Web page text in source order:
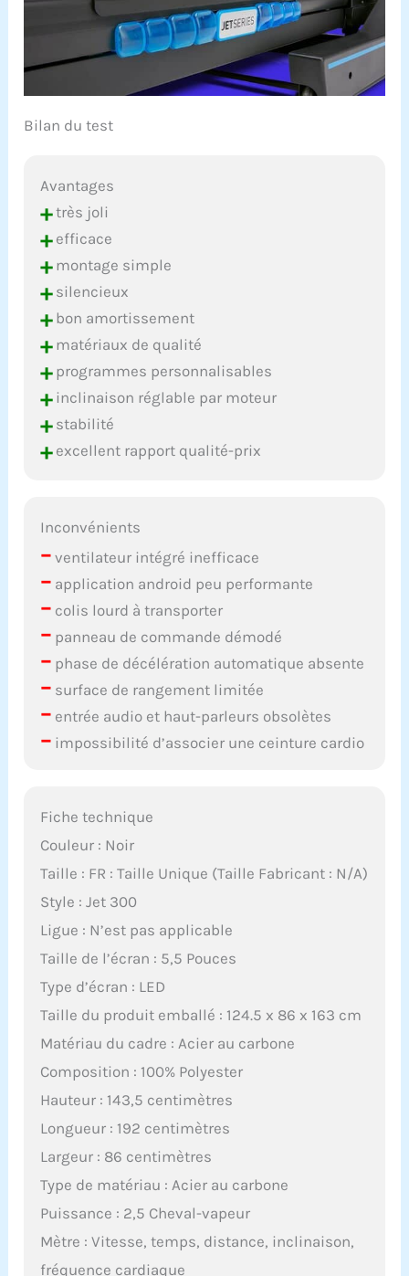
Bilan du test
Avantages
+très joli
+efficace
+montage simple
+silencieux
+bon amortissement
+matériaux de qualité
+programmes personnalisables
+inclinaison réglable par moteur
+stabilité
+excellent rapport qualité-prix
Inconvénients
– ventilateur intégré inefficace
– application android peu performante
– colis lourd à transporter
– panneau de commande démodé
– phase de décélération automatique absente
– surface de rangement limitée
– entrée audio et haut-parleurs obsolètes
– impossibilité d’associer une ceinture cardio
Fiche technique
Couleur : Noir
Taille : FR : Taille Unique (Taille Fabricant : N/A)
Style : Jet 300
Ligue : N’est pas applicable
Taille de l’écran : 5,5 Pouces
Type d’écran : LED
Taille du produit emballé : 124.5 x 86 x 163 cm
Matériau du cadre : Acier au carbone
Composition : 100% Polyester
Hauteur : 143,5 centimètres
Longueur : 192 centimètres
Largeur : 86 centimètres
Type de matériau : Acier au carbone
Puissance : 2,5 Cheval-vapeur
Mètre : Vitesse, temps, distance, inclinaison,
fréquence cardiaque